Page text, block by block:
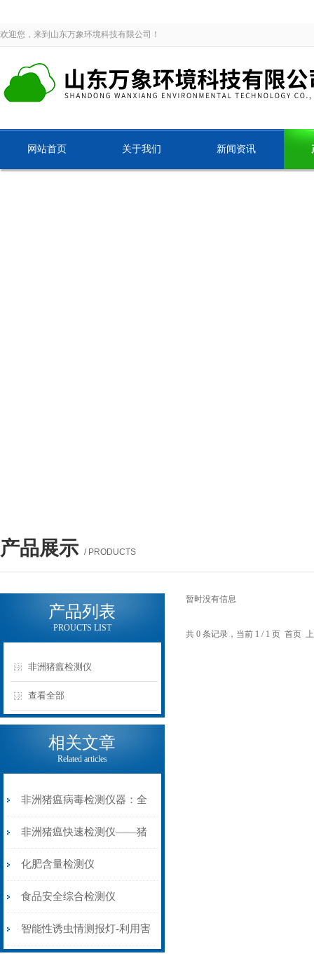
欢迎您，来到山东万象环境科技有限公司！
网站首页 关于我们 新闻资讯
产品展示 / PRODUCTS
产品列表
PROUCTS LIST
非洲猪瘟检测仪
查看全部
相关文章
Related articles
非洲猪瘟病毒检测仪器：全
域防控，守护畜牧产业安全
非洲猪瘟快速检测仪——猪
瘟病毒检测仪介绍
化肥含量检测仪
食品安全综合检测仪
智能性诱虫情测报灯-利用害
暂时没有信息
共 0 条记录，当前 1 / 1 页 首页